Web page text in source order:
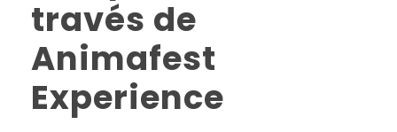
través de
Animafest
Experience